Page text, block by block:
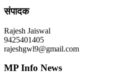
संपादक
Rajesh Jaiswal
9425401405
rajeshgwl9@gmail.com
MP Info News